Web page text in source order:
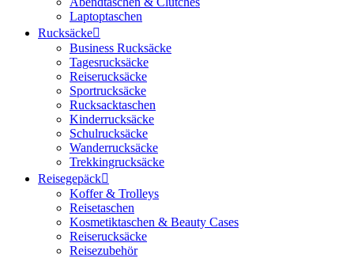
Laptoptaschen
Rucksäcke
Business Rucksäcke
Tagesrucksäcke
Reiserucksäcke
Sportrucksäcke
Rucksacktaschen
Kinderrucksäcke
Schulrucksäcke
Wanderrucksäcke
Trekkingrucksäcke
Reisegepäck
Koffer & Trolleys
Reisetaschen
Kosmetiktaschen & Beauty Cases
Reiserucksäcke
Reisezubehör